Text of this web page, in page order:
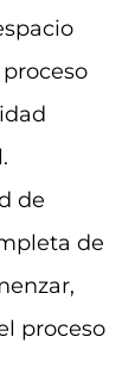
de
de
proceso